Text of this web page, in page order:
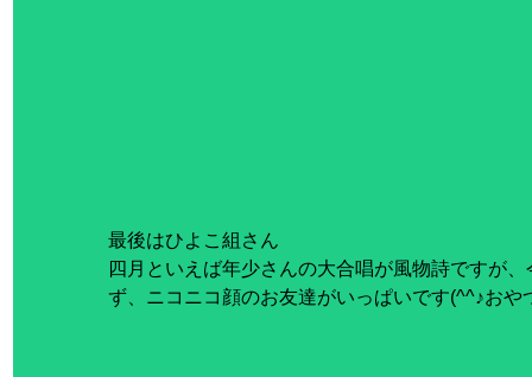
最後はひよこ組さん
四月といえば年少さんの大合唱が風物詩ですが
ず、ニコニコ顔のお友達がいっぱいです(^^♪お